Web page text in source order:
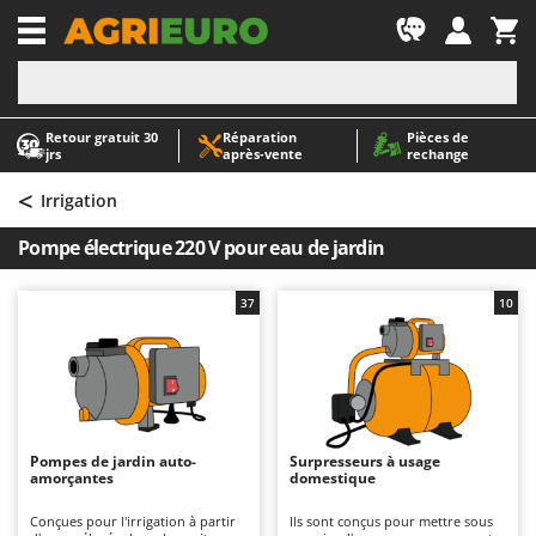
Retour gratuit 30
jrs
Réparation
après‑vente
Pièces de
rechange
-1
A
Abris de jardin
Accessoires pour tracteurs tondeuses autoportés
Aérateurs Scarificateurs pour gazon
Arracheuses de pommes de terre pour tracteur
Aspirateurs - Balais Électriques
Aspirateurs à cendres
Aspirateurs à feuilles sur roues
Aspirateurs de piscine
Atomiseurs agricoles pour tracteurs
Atomiseurs pour traitements
A
AgriEuro Premium
AgriEuro TOP-LINE
AGT
Airmec
AL-KO
ALA 2000
Alpina
Ama
< Irrigation
Pompe électrique 220 V pour eau de jardin
Pompes de jardin auto-
amorçantes
Conçues pour l'irrigation à partir
37
Surpresseurs à usage
domestique
Ils sont conçus pour mettre sous
10